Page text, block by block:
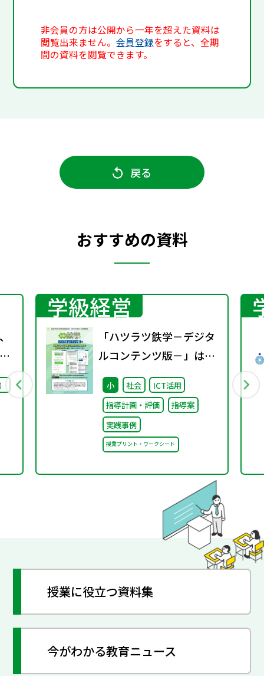
非会員の方は公開から一年を超えた資料は
閲覧出来ません。会員登録をすると、全期
間の資料を閲覧できます。
戻る
おすすめの資料
学級経営
「ハツラツ鉄学－デジタ
ルコンテンツ版－」は授
業でそのまま使える充実
の指導案で先生をサポー
ト！～効果的な活用法の
ご紹介～
小 社会
ICT活用
指導計画・評価
指導案
実践事例
授業プリント・ワークシート
授業に役立つ資料集
今がわかる教育ニュース